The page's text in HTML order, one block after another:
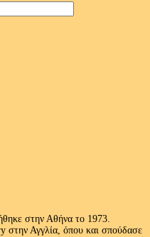
στην Αθήνα το 1973.
στην Αγγλία, όπου και σπούδασε